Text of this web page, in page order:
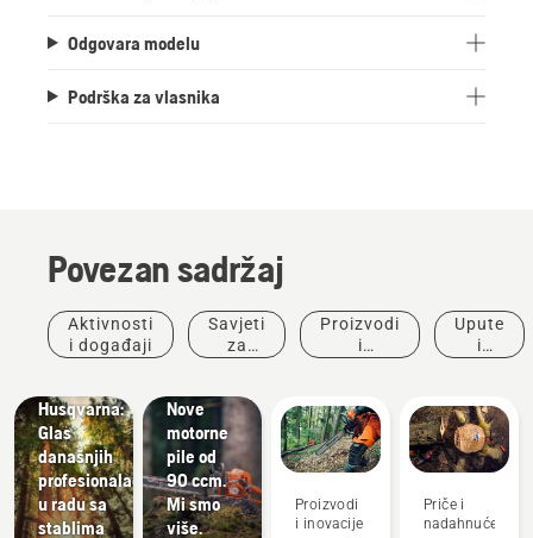
Odgovara modelu
Podrška za vlasnika
Povezan sadržaj
Aktivnosti
i događaji
Savjeti
za
Proizvodi
i
Upute
i
Priče i
Razgovori
stablima
Husqvarna:
Glas
današnjih
profesionalaca
u radu sa
stablima
Proizvodi
Nove
motorne
pile od
90 ccm.
Mi smo
više.
Proizvodi
i inovacije
Priče i
nadahnuće